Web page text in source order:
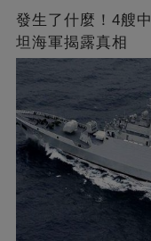
發生了什麼！4艘
坦海軍揭露真相